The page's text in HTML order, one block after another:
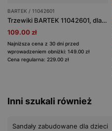
BARTEK / 11042601
Trzewiki BARTEK 11042601, dla dziewcząt, różowy
109.00 zł
Najniższa cena z 30 dni przed
wprowadzeniem obniżki: 149.00 zł
Cena regularna: 229.00 zł
Inni szukali również
Sandały zabudowane dla dzieci